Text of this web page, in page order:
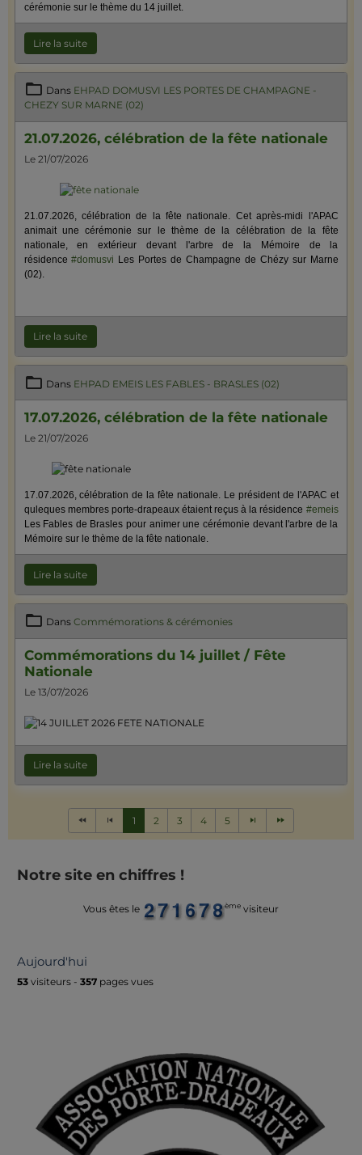
cérémonie sur le thème du 14 juillet.
Lire la suite
Dans EHPAD DOMUSVI LES PORTES DE CHAMPAGNE -
CHEZY SUR MARNE (02)
21.07.2026, célébration de la fête nationale
Le 21/07/2026
21.07.2026, célébration de la fête nationale. Cet après-midi l'APAC
animait une cérémonie sur le thème de la célébration de la fête
nationale, en extérieur devant l'arbre de la Mémoire de la
résidence#domusvi Les Portes de Champagne de Chézy sur Marne
(02).
Lire la suite
Dans EHPAD EMEIS LES FABLES - BRASLES (02)
17.07.2026, célébration de la fête nationale
Le 21/07/2026
17.07.2026, célébration de la fête nationale. Le président de l'APAC et
quleques membres porte-drapeaux étaient reçus à la résidence #emeis
Les Fables de Brasles pour animer une cérémonie devant l'arbre de la
Mémoire sur le thème de la fête nationale.
Lire la suite
Dans Commémorations & cérémonies
Commémorations du 14 juillet / Fête
Nationale
Le 13/07/2026
Lire la suite
1 2 3 4 5
Notre site en chiffres !
Vous êtes le ème visiteur
Aujourd'hui
53 visiteurs - 357 pages vues